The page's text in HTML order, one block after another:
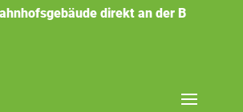
direkt an der B